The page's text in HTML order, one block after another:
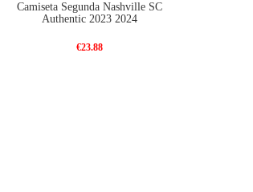
Camiseta Segunda Nashville SC
Authentic 2023 2024
€23.88